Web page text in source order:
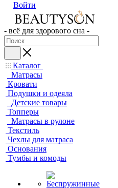
Войти
- всё для здорового сна -
Каталог
Матрасы
Кровати
Подушки и одеяла
Детские товары
Топперы
Матрасы в рулоне
Текстиль
Чехлы для матраса
Основания
Тумбы и комоды